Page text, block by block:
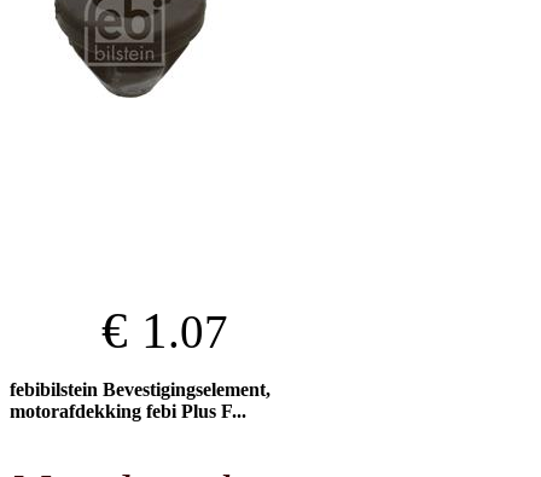
€ 1.07
febibilstein Bevestigingselement,
motorafdekking febi Plus F...